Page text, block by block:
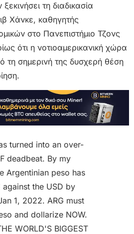
τη διαδικασία
Χάνκε, καθηγητής
στο Πανεπιστήμιο Τζονς
ότι η νοτιοαμερικανική χώρα
τη σημερινή της δυσχερή θέση
turned into an over-
deadbeat. By my
Argentinian peso has
the USD by
1, 2022. ARG must
and dollarize NOW.
WORLD'S BIGGEST